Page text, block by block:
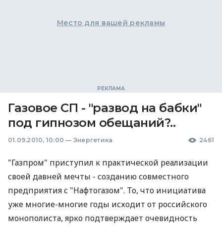
Место для вашей рекламы
Газовое СП - "развод на бабки"
под гипнозом обещаний?..
01.09.2010, 10:00 — Энергетика 2461
"Газпром" приступил к практической реализации
своей давней мечты - созданию совместного
предприятия с "Нафтогазом". То, что инициатива
уже многие-многие годы исходит от российского
монополиста, ярко подтверждает очевидность